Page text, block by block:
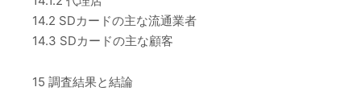
14.2 SDカードの主な流通業者
14.3 SDカードの主な顧客
15 調査結果と結論